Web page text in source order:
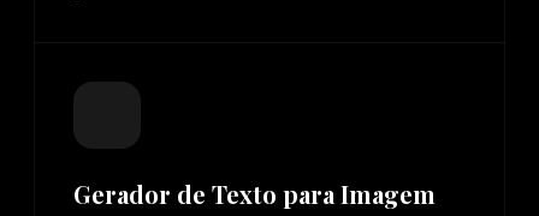
Gerador de Texto para Imagem